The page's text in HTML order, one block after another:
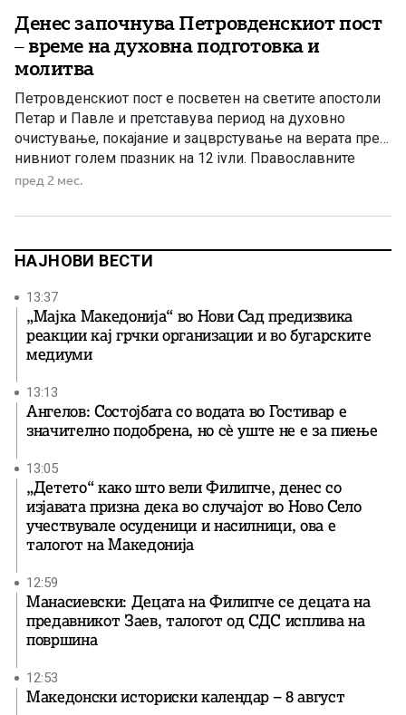
Денес започнува Петровденскиот пост
– време на духовна подготовка и
молитва
Петровденскиот пост е посветен на светите апостоли
Петар и Павле и претставува период на духовно
очистување, покајание и зацврстување на верата пред
нивниот голем празник на 12 јули. Православните
христијани денес го започнуваат Петровденскиот пост,
на светите првоврховни апостоли Петар и Павле –
пред 2 мес.
НАЈНОВИ ВЕСТИ
13:37
„Мајка Македонија“ во Нови Сад предизвика
реакции кај грчки организации и во бугарските
медиуми
13:13
Ангелов: Состојбата со водата во Гостивар е
значително подобрена, но сè уште не е за пиење
13:05
„Детето“ како што вели Филипче, денес со
изјавата призна дека во случајот во Ново Село
учествувале осуденици и насилници, ова е
талогот на Македонија
12:59
Манасиевски: Децата на Филипче се децата на
предавникот Заев, талогот од СДС исплива на
површина
12:53
Македонски историски календар – 8 август